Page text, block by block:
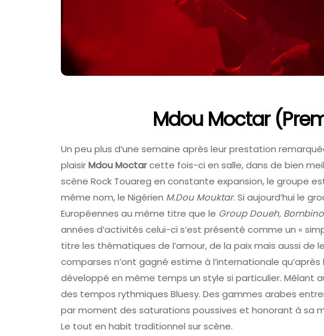
Mdou Moctar
Un peu plus d’une semaine après leur prestation
plaisirMdou Moctarcette fois-ci en salle, dans de bien
scène Rock Touareg en constante expansion, le groupe
même nom, le Nigérien M.Dou Mouktar. Si aujourd’hui le
Européennes au même titre que le Group Doueh,
années d’activités celui-ci s’est présenté comme un «
titre les thématiques de l’amour, de la paix mais aussi de
comparses n’ont gagné estime à l’internationale
développé en même temps un style si particulier. Mêlant
des tempos rythmiques Bluesy. Des gammes arabes
par moment des saturations poussives et honorant à sa
Le tout en habit traditionnel sur scène.